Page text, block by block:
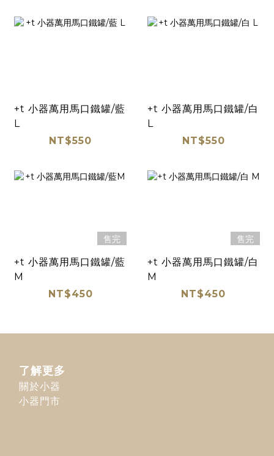
+t 小器萬用馬口鐵罐/藍
L
NT$550
+t 小器萬用馬口鐵罐/白
L
NT$550
售完
+t 小器萬用馬口鐵罐/藍
M
NT$450
售完
+t 小器萬用馬口鐵罐/白
M
NT$450
了解更多
關於小器
小器門市